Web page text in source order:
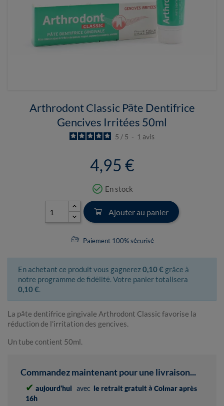
Arthrodont Classic Pâte Dentifrice
Gencives Irritées 50ml
5 / 5 - 1 avis
4,95 €
check_circle_outline En stock
Ajouter au panier
Paiement 100% sécurisé
En achetant ce produit vous gagnerez0,10 € grâce à
notre programme de fidélité. Votre panier totalisera
0,10 €.
La pâte dentifrice gingivale Arthrodont Classic favorise la
réduction de l'irritation des gencives.
Un tube contient 50ml.
Commandez maintenant pour une livraison...
✔ aujourd'hui avec le retrait gratuit à Colmar après
16h